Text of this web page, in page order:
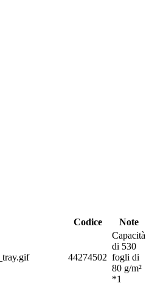
Codice Note
44274502
Capacità
di 530
fogli di
80 g/m²
*1